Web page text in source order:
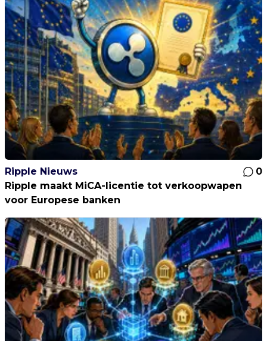
Ripple Nieuws
0
Ripple maakt MiCA-licentie tot verkoopwapen
voor Europese banken